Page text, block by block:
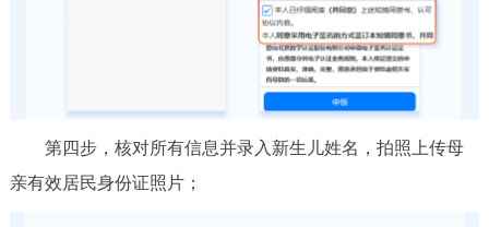
第四步，核对所有信息并录入新生儿姓名，拍照上传母
亲有效居民身份证照片；